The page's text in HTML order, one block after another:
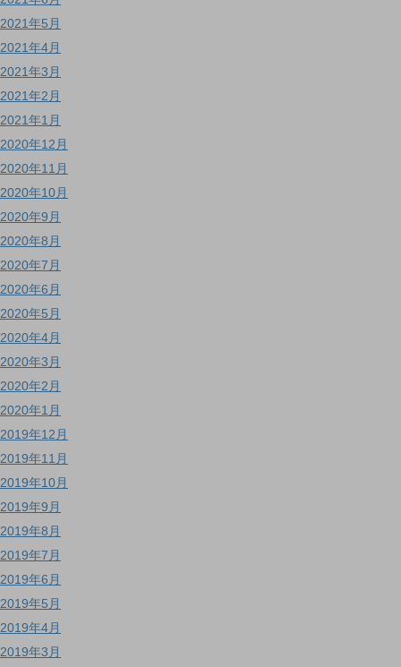
2021年5月
2021年4月
2021年3月
2021年2月
2021年1月
2020年12月
2020年11月
2020年10月
2020年9月
2020年8月
2020年7月
2020年6月
2020年5月
2020年4月
2020年3月
2020年2月
2020年1月
2019年12月
2019年11月
2019年10月
2019年9月
2019年8月
2019年7月
2019年6月
2019年5月
2019年4月
2019年3月